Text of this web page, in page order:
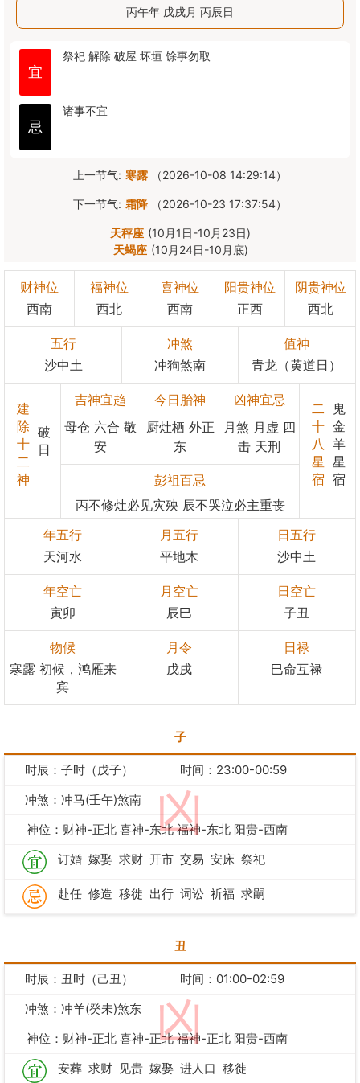
丙午年 戊戌月 丙辰日
宜
祭祀 解除 破屋 坏垣 馀事勿取
忌
诸事不宜
上一节气: 寒露 （2026-10-08 14:29:14）
下一节气: 霜降 （2026-10-23 17:37:54）
天秤座 (10月1日-10月23日)
天蝎座 (10月24日-10月底)
财神位
西南
福神位
西北
喜神位
西南
阳贵神位
正西
阴贵神位
西北
五行
沙中土
冲煞
冲狗煞南
值神
青龙（黄道日）
建
除
十
二
神
破
日
吉神宜趋
母仓 六合 敬
安
今日胎神
厨灶栖 外正
东
凶神宜忌
月煞 月虚 四
击 天刑
彭祖百忌
丙不修灶必见灾殃 辰不哭泣必主重丧
二
十
八
星
宿
鬼
金
羊
星
宿
年五行
天河水
月五行
平地木
日五行
沙中土
年空亡
寅卯
月空亡
辰巳
日空亡
子丑
物候
寒露 初候，鸿雁来
宾
月令
戊戌
日禄
巳命互禄
子
凶
时辰：子时（戊子）
时间：23:00-00:59
冲煞：冲马(壬午)煞南
神位：财神-正北 喜神-东北 福神-东北 阳贵-西南
订婚 嫁娶 求财 开市 交易 安床 祭祀
赴任 修造 移徙 出行 词讼 祈福 求嗣
丑
凶
时辰：丑时（己丑）
时间：01:00-02:59
冲煞：冲羊(癸未)煞东
神位：财神-正北 喜神-正北 福神-正北 阳贵-西南
安葬 求财 见贵 嫁娶 进人口 移徙